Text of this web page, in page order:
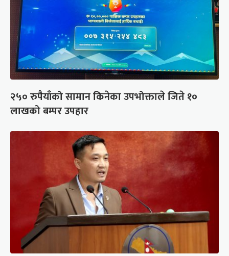
२५० रुपैयाँको सामान किनेका उपभोक्ताले जिते १०
लाखको बम्पर उपहार